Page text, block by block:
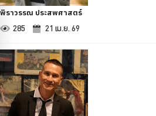
พิราวรรณ ประสพศาสตร์
285 21 เม.ย. 69